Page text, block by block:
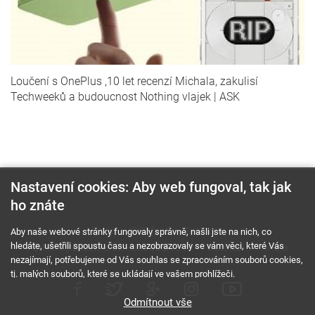
Loučení s OnePlus ,10 let recenzí Michala, zakulisí
Techweeků a budoucnost Nothing vlajek | ASK
O nás RSS feed
Reklama
Podmínky použití a ochrana soukromí
Cookies Kariéra
Nastavení cookies: Aby web fungoval, tak jak
ho znáte
Aby naše webové stránky fungovaly správně, našli jste na nich, co
hledáte, ušetřili spoustu času a nezobrazovaly se vám věci, které Vás
nezajímají, potřebujeme od Vás souhlas se zpracováním souborů cookies,
tj. malých souborů, které se ukládají ve vašem prohlížeči.
Odmítnout vše